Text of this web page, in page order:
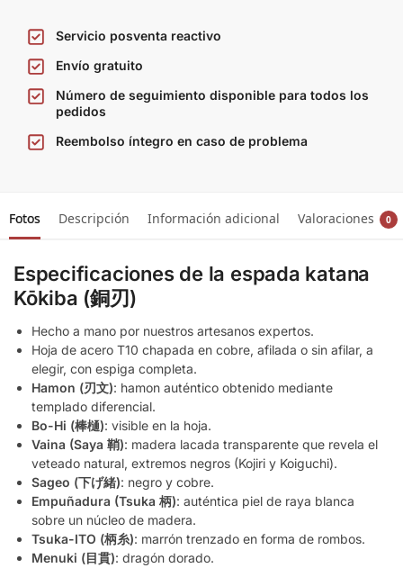
Servicio posventa reactivo
Envío gratuito
Número de seguimiento disponible para todos los
pedidos
Reembolso íntegro en caso de problema
Fotos Descripción Información adicional Valoraciones 0
Especificaciones de la espada katana
Kōkiba (銅刃)
Hecho a mano por nuestros artesanos expertos.
Hoja de acero T10 chapada en cobre, afilada o sin afilar, a
elegir, con espiga completa.
Hamon (刃文): hamon auténtico obtenido mediante
templado diferencial.
Bo-Hi (棒樋): visible en la hoja.
Vaina (Saya 鞘): madera lacada transparente que revela el
veteado natural, extremos negros (Kojiri y Koiguchi).
Sageo (下げ緒): negro y cobre.
Empuñadura (Tsuka 柄): auténtica piel de raya blanca
sobre un núcleo de madera.
Tsuka-ITO (柄糸): marrón trenzado en forma de rombos.
Menuki (目貫): dragón dorado.